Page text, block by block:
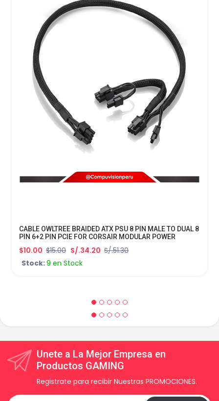
CABLE OWLTREE BRAIDED ATX PSU 8 PIN MALE TO DUAL 8
PIN 6+2 PIN PCIE FOR CORSAIR MODULAR POWER
$10.00 $15.00 S/.34.20 S/.51.30
Stock:9 en Stock
Unete a La Mejor Empresa en
Productos GAMING
Registrate para recibir Nuestras PROMOCIONES.